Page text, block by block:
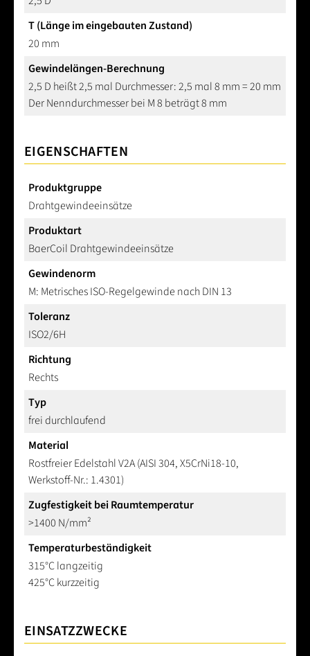
T (Länge im eingebauten Zustand)
20 mm
Gewindelängen-Berechnung
2,5 D heißt 2,5 mal Durchmesser: 2,5 mal 8 mm = 20 mm
Der Nenndurchmesser bei M 8 beträgt 8 mm
EIGENSCHAFTEN
Produktgruppe
Drahtgewindeeinsätze
Produktart
BaerCoil Drahtgewindeeinsätze
Gewindenorm
M: Metrisches ISO-Regelgewinde nach DIN 13
Toleranz
ISO2/6H
Richtung
Rechts
Typ
frei durchlaufend
Material
Rostfreier Edelstahl V2A (AISI 304, X5CrNi18-10,
Werkstoff-Nr.: 1.4301)
Zugfestigkeit bei Raumtemperatur
>1400 N/mm²
Temperaturbeständigkeit
315°C langzeitig
425°C kurzzeitig
EINSATZZWECKE